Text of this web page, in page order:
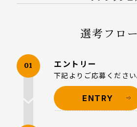
選考フロー
01 エントリー
下記よりご応募ください
ENTRY